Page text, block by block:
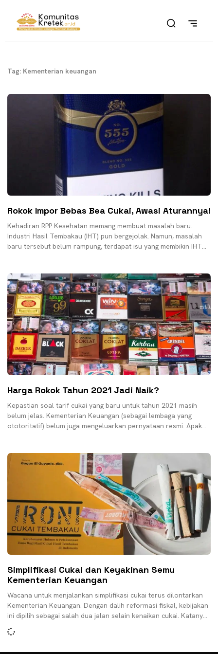
Tag: Kementerian keuangan
Rokok Impor Bebas Bea Cukai, Awasi Aturannya!
Kehadiran RPP Kesehatan memang membuat masalah baru.
Industri Hasil Tembakau (IHT) pun bergejolak. Namun, masalah
baru tersebut belum rampung, terdapat isu yang membikin IHT
Harga Rokok Tahun 2021 Jadi Naik?
Kepastian soal tarif cukai yang baru untuk tahun 2021 masih
belum jelas. Kementerian Keuangan (sebagai lembaga yang
ototoritatif) belum juga mengeluarkan pernyataan resmi. Apakah
Simplifikasi Cukai dan Keyakinan Semu
Kementerian Keuangan
Wacana untuk menjalankan simplifikasi cukai terus dilontarkan
Kementerian Keuangan. Dengan dalih reformasi fiskal, kebijakan
ini dipilih sebagai salah dua jalan selain kenaikan cukai. Katanya
sih,